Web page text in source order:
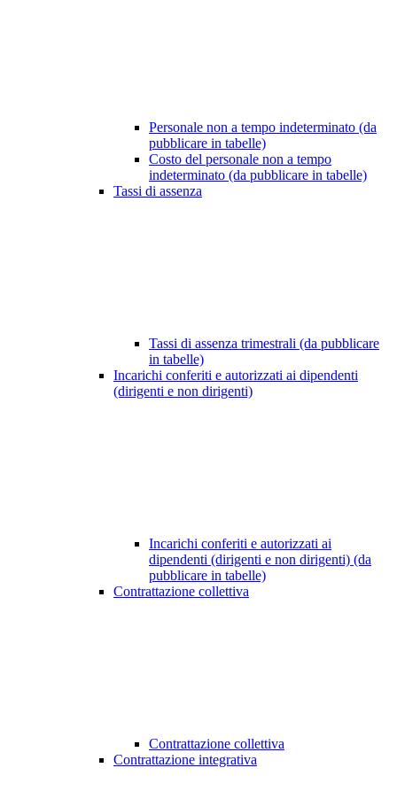
Personale non a tempo indeterminato (da
pubblicare in tabelle)
Costo del personale non a tempo
indeterminato (da pubblicare in tabelle)
Tassi di assenza
Tassi di assenza trimestrali (da pubblicare
in tabelle)
Incarichi conferiti e autorizzati ai dipendenti
(dirigenti e non dirigenti)
Incarichi conferiti e autorizzati ai
dipendenti (dirigenti e non dirigenti) (da
pubblicare in tabelle)
Contrattazione collettiva
Contrattazione collettiva
Contrattazione integrativa